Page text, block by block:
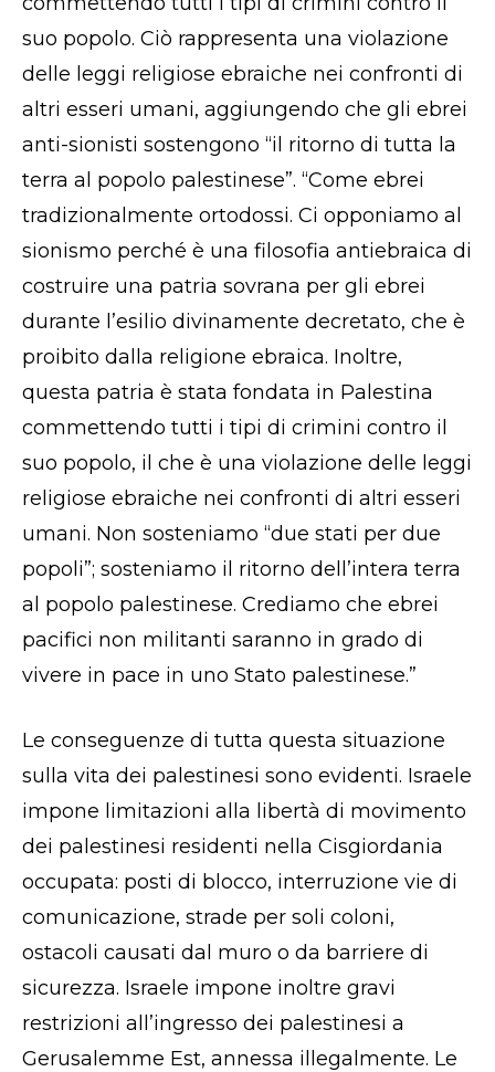
suo popolo. Ciò rappresenta una violazione
delle leggi religiose ebraiche nei confronti di
altri esseri umani, aggiungendo che gli ebrei
anti-sionisti sostengono “il ritorno di tutta la
terra al popolo palestinese”. “Come ebrei
tradizionalmente ortodossi. Ci opponiamo al
sionismo perché è una filosofia antiebraica di
costruire una patria sovrana per gli ebrei
durante l’esilio divinamente decretato, che è
proibito dalla religione ebraica. Inoltre,
questa patria è stata fondata in Palestina
commettendo tutti i tipi di crimini contro il
suo popolo, il che è una violazione delle leggi
religiose ebraiche nei confronti di altri esseri
umani. Non sosteniamo “due stati per due
popoli”; sosteniamo il ritorno dell’intera terra
al popolo palestinese. Crediamo che ebrei
pacifici non militanti saranno in grado di
vivere in pace in uno Stato palestinese.”
Le conseguenze di tutta questa situazione
sulla vita dei palestinesi sono evidenti. Israele
impone limitazioni alla libertà di movimento
dei palestinesi residenti nella Cisgiordania
occupata: posti di blocco, interruzione vie di
comunicazione, strade per soli coloni,
ostacoli causati dal muro o da barriere di
sicurezza. Israele impone inoltre gravi
restrizioni all’ingresso dei palestinesi a
Gerusalemme Est, annessa illegalmente. Le